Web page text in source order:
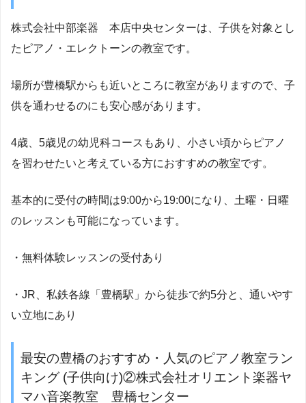
株式会社中部楽器 本店中央センターは、子供を対象とし
たピアノ・エレクトーンの教室です。
場所が豊橋駅からも近いところに教室がありますので、子
供を通わせるのにも安心感があります。
4歳、5歳児の幼児科コースもあり、小さい頃からピアノ
を習わせたいと考えている方におすすめの教室です。
基本的に受付の時間は9:00から19:00になり、土曜・日曜
のレッスンも可能になっています。
・無料体験レッスンの受付あり
・JR、私鉄各線「豊橋駅」から徒歩で約5分と、通いやす
い立地にあり
最安の豊橋のおすすめ・人気のピアノ教室ラン
キング (子供向け)②株式会社オリエント楽器ヤ
マハ音楽教室 豊橋センター